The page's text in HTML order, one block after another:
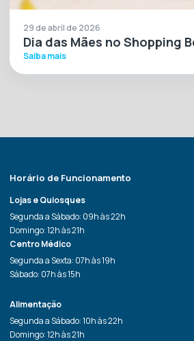
29 de abril de 2026
Dia das Mães no Shopping
Saiba mais
Horário de Funcionamento
Lojas e Quiosques
Segunda a Sábado: 09h às 22h
Domingo: 12h às 21h
Centro Médico
Segunda a Sexta: 07h às 19h
Sábado: 07h às 15h
Alimentação
Segunda a Sábado: 10h às 22h
Domingo: 12h às 21h